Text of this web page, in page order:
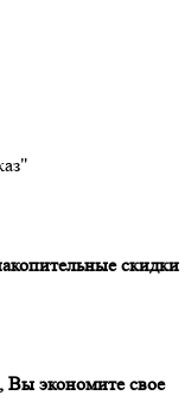
скидки
Вы экономите свое